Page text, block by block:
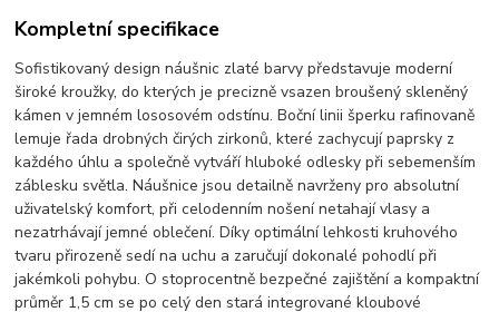
Kompletní specifikace
Sofistikovaný design náušnic zlaté barvy představuje moderní
široké kroužky, do kterých je precizně vsazen broušený skleněný
kámen v jemném lososovém odstínu. Boční linii šperku rafinovaně
lemuje řada drobných čirých zirkonů, které zachycují paprsky z
každého úhlu a společně vytváří hluboké odlesky při sebemenším
záblesku světla. Náušnice jsou detailně navrženy pro absolutní
uživatelský komfort, při celodenním nošení netahají vlasy a
nezatrhávají jemné oblečení. Díky optimální lehkosti kruhového
tvaru přirozeně sedí na uchu a zaručují dokonalé pohodlí při
jakémkoli pohybu. O stoprocentně bezpečné zajištění a kompaktní
průměr 1,5 cm se po celý den stará integrované kloubové